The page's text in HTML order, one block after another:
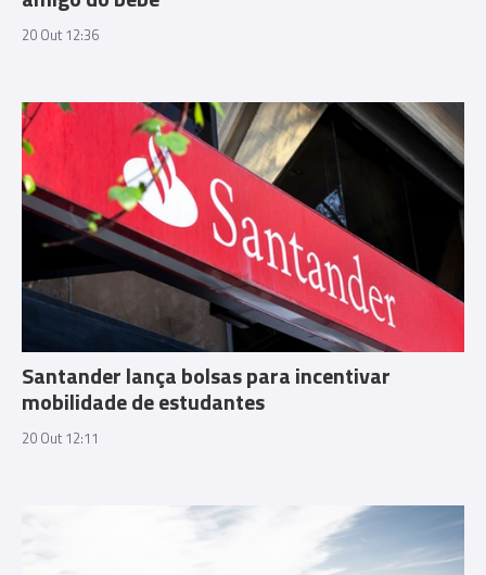
20 Out 12:36
Santander lança bolsas para incentivar
mobilidade de estudantes
20 Out 12:11